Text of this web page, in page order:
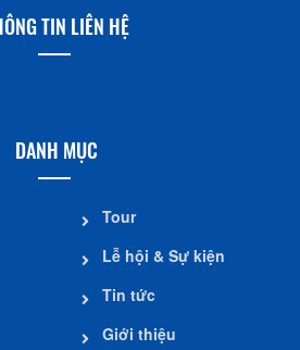
TIN LIÊN HỆ
DANH MỤC
Tour
Lễ hội & Sự kiện
Tin tức
Giới thiệu